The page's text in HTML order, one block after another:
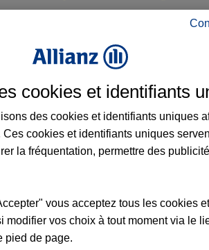
Conseils santé
animal de compagnie
juridique immobilière
cookies et identifiants
des cookies et identifiants uniques
cookies et identifiants uniques
la fréquentation, permettre des
vous acceptez tous les cookies
modifier vos choix à tout moment via le
pied de page.